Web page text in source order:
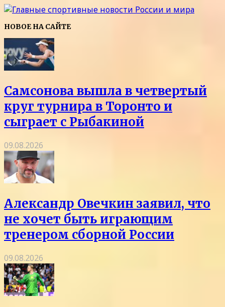
НОВОЕ НА САЙТЕ
Самсонова вышла в четвертый
круг турнира в Торонто и
сыграет с Рыбакиной
09.08.2026
Александр Овечкин заявил, что
не хочет быть играющим
тренером сборной России
09.08.2026